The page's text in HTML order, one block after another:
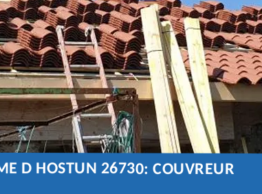
D HOSTUN 26730: COUVREUR